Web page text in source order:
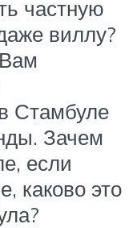
частную
виллу?
Стамбуле
Зачем
если
каково это